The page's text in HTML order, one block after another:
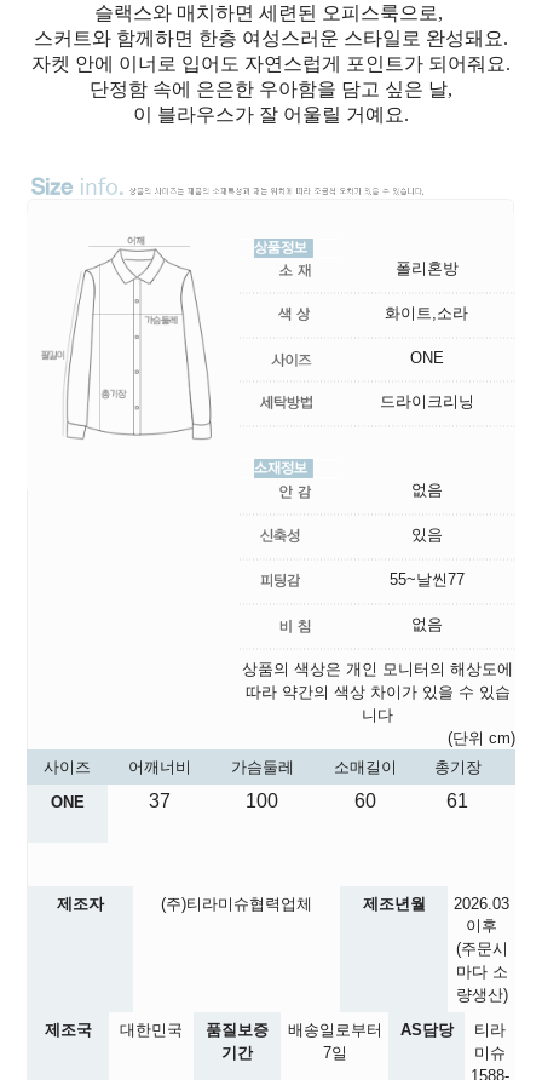
슬랙스와 매치하면 세련된 오피스룩으로,
스커트와 함께하면 한층 여성스러운 스타일로 완성돼요.
자켓 안에 이너로 입어도 자연스럽게 포인트가 되어줘요.
단정함 속에 은은한 우아함을 담고 싶은 날,
이 블라우스가 잘 어울릴 거예요.
폴리혼방
화이트,소라
ONE
드라이크리닝
없음
있음
55~날씬77
없음
상품의 색상은 개인 모니터의 해상도에
따라 약간의 색상 차이가 있을 수 있습
니다
(단위 cm)
사이즈
어깨너비 가슴둘레 소매길이
총기장
ONE
37 100 60 61
제조자 (주)티라미슈협력업체 제조년월
2026.03
이후
(주문시
마다 소
량생산)
제조국
대한민국
품질보증
기간
배송일로부터
7일
AS담당
티라
미슈
1588-